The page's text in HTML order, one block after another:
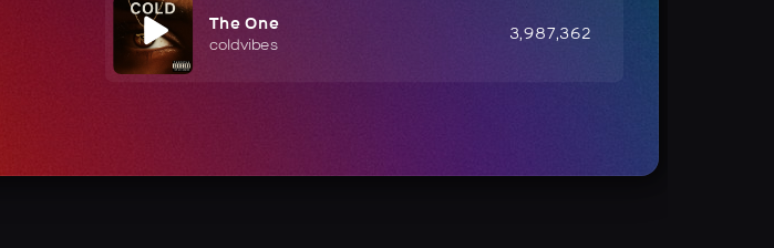
The One
coldvibes
3,987,362